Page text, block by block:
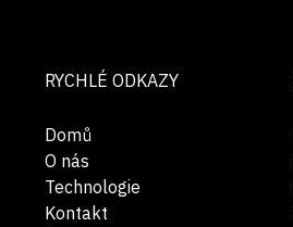
RYCHLÉ ODKAZY
Domů
O nás
Technologie
Kontakt